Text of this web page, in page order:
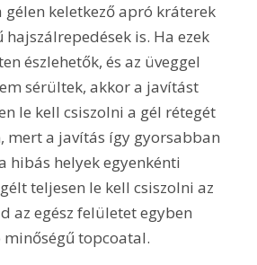
keletkező apró kráterek
hajszálrepedések is. Ha ezek
észlehetők, és az üveggel
sérültek, akkor a javítást
le kell csiszolni a gél rétegét
mert a javítás így gyorsabban
hibás helyek egyenkénti
teljesen le kell csiszolni az
az egész felületet egyben
topcoatal.